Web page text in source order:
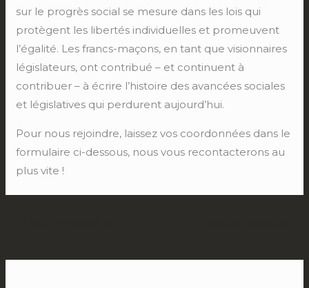
sur le progrès social se mesure dans les lois qui
protègent les libertés individuelles et promeuvent
l’égalité. Les francs-maçons, en tant que visionnaires
législateurs, ont contribué – et continuent à
contribuer – à écrire l’histoire des avancées sociales
et législatives qui perdurent aujourd’hui.
Pour nous rejoindre, laissez vos coordonnées dans le
formulaire ci-dessous, nous vous recontacterons au
plus vite !